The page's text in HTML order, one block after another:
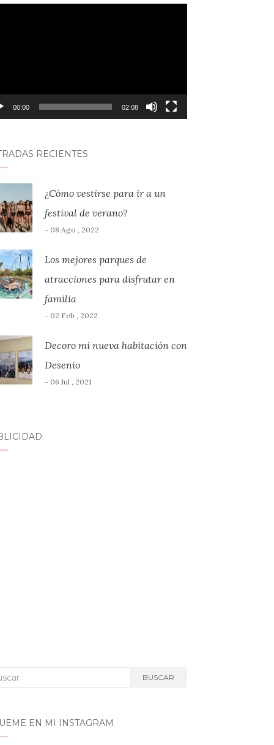
00:00 02:08
RECIENTES
¿Cómo vestirse para ir a un
festival de verano?
- 08 Ago , 2022
Los mejores parques de
atracciones para disfrutar en
familia
- 02 Feb , 2022
Decoro mi nueva habitación con
Desenio
- 06 Jul , 2021
BUSCAR
EN MI INSTAGRAM